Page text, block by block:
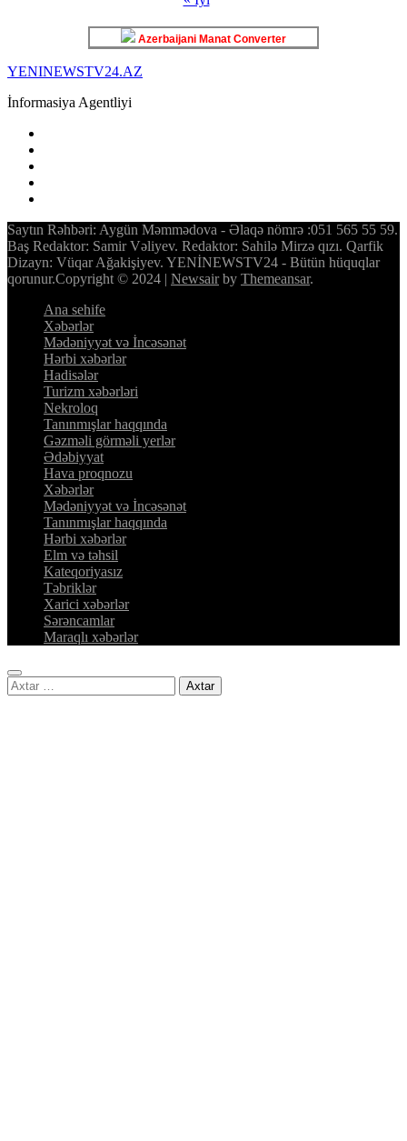
Azerbaijani Manat Converter
YENINEWSTV24.AZ
İnformasiya Agentliyi
Saytın Rəhbəri: Aygün Məmmədova - Əlaqə nömrə :051 565 55 59.
Baş Redaktor: Samir Vəliyev. Redaktor: Sahilə Mirzə qızı. Qarfik
Dizayn: Vüqar Ağakişiyev. YENİNEWSTV24 - Bütün hüquqlar
qorunur.Copyright © 2024 | Newsairby Themeansar.
Ana sehife
Xəbərlər
Mədəniyyət və İncəsənət
Hərbi xəbərlər
Hadisələr
Turizm xəbərləri
Nekroloq
Tanınmışlar haqqında
Gəzməli görməli yerlər
Ədəbiyyat
Hava proqnozu
Xəbərlər
Mədəniyyət və İncəsənət
Tanınmışlar haqqında
Hərbi xəbərlər
Elm və təhsil
Kateqoriyasız
Təbriklər
Xarici xəbərlər
Sərəncamlar
Maraqlı xəbərlər
Axtarış: